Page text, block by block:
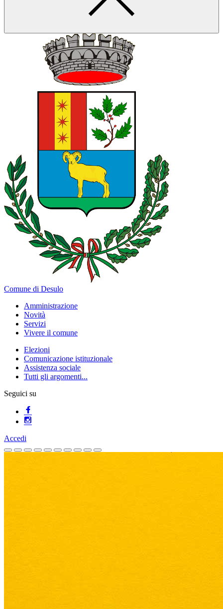
Comune di Desulo
Amministrazione
Novità
Servizi
Vivere il comune
Elezioni
Comunicazione istituzionale
Assistenza sociale
Tutti gli argomenti...
Seguici su
Accedi
Homepage